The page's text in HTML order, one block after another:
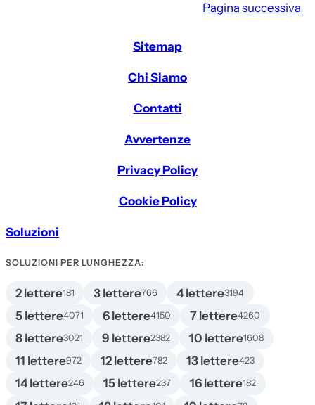
Pagina successiva
Sitemap
Chi Siamo
Contatti
Avvertenze
Privacy Policy
Cookie Policy
Soluzioni
SOLUZIONI PER LUNGHEZZA:
2 lettere181 3 lettere766 4 lettere3194
5 lettere4071 6 lettere4150 7 lettere4260
8 lettere3021 9 lettere2382 10 lettere1608
11 lettere972 12 lettere782 13 lettere423
14 lettere246 15 lettere237 16 lettere182